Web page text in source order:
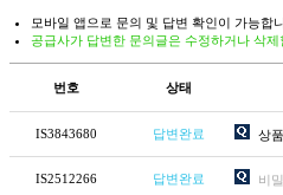
모바일 앱으로 문의 및 답변 확인이 가능합
공급사가 답변한 문의글은 수정하거나 삭제
번호 상태
IS3843680 답변완료 상
IS2512266 답변완료 비